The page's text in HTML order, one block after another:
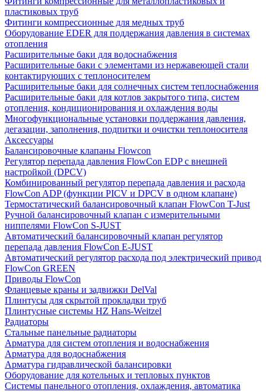
пластиковых труб
Фитинги компрессионные для медных труб
Оборудование EDER для поддержания давления в системах
отопления
Расширительные баки для водоснабжения
Расширительные баки с элементами из нержавеющей стали
контактирующих с теплоносителем
Расширительные баки для солнечных систем теплоснабжения
Расширительные баки для котлов закрытого типа, систем
отопления, кондиционирования и охлаждения воды
Многофункциональные установки поддержания давления,
дегазации, заполнения, подпитки и очистки теплоносителя
Аксессуары
Балансировочные клапаны Flowcon
Регулятор перепада давления FlowСon EDP с внешней
настройкой (DPCV)
Комбинированный регулятор перепада давления и расхода
FlowСon ADP (функции PICV и DPCV в одном клапане)
Термостатический балансировочный клапан FlowСon T-Just
Ручной балансировочный клапан с измерительными
ниппелями FlowСon S-JUST
Автоматический балансировочный клапан регулятор
перепада давления FlowСon E-JUST
Автоматический регулятор расхода под электрический привод
FlowСon GREEN
Приводы FlowCon
Фланцевые краны и задвижки DelVal
Плинтусы для скрытой прокладки труб
Плинтусные системы HZ Hans-Weitzel
Радиаторы
Стальные панельные радиаторы
Арматура для систем отопления и водоснабжения
Арматура для водоснабжения
Арматура гидравлической балансировки
Оборудование для котельных и тепловых пунктов
Системы панельного отопления, охлаждения, автоматика